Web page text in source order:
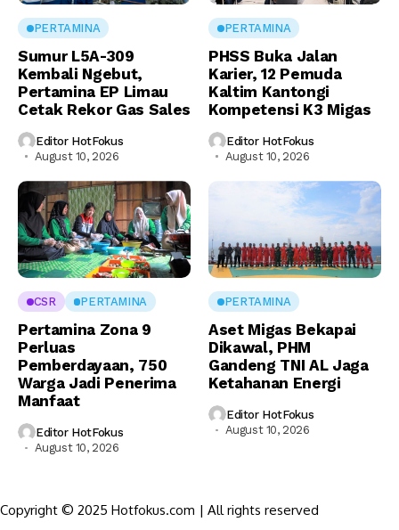
PERTAMINA
Sumur L5A-309
Kembali Ngebut,
Pertamina EP Limau
Cetak Rekor Gas Sales
Editor HotFokus
August 10, 2026
PERTAMINA
PHSS Buka Jalan
Karier, 12 Pemuda
Kaltim Kantongi
Kompetensi K3 Migas
Editor HotFokus
August 10, 2026
CSR PERTAMINA
Pertamina Zona 9
Perluas
Pemberdayaan, 750
Warga Jadi Penerima
Manfaat
Editor HotFokus
August 10, 2026
PERTAMINA
Aset Migas Bekapai
Dikawal, PHM
Gandeng TNI AL Jaga
Ketahanan Energi
Editor HotFokus
August 10, 2026
Copyright © 2025 Hotfokus.com | All rights reserved